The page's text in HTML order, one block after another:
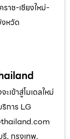
าช-เชียงใหม่-
หวัด
เข้าสู่โมเดลใหม่
การ LG
, กรุงเทพ,